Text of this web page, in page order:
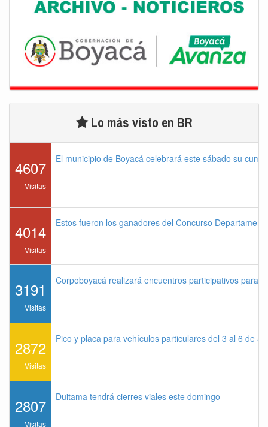
Lo más visto en BR
4607
Visitas
El municipio de Boyacá celebrará este sábado su
4014
Visitas
Estos fueron los ganadores del Concurso
3191
Visitas
Corpoboyacá realizará encuentros participativos para
2872
Visitas
Pico y placa para vehículos particulares del 3 al 6 de
2807
Visitas
Duitama tendrá cierres viales este domingo